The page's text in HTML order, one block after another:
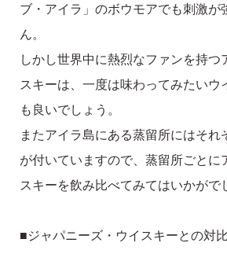
ブ・アイラ」のボウモアでも刺激が
ん。
しかし世界中に熱烈なファンを持つ
スキーは、一度は味わってみたいウ
も良いでしょう。
またアイラ島にある蒸留所にはそれ
が付いていますので、蒸留所ごとに
スキーを飲み比べてみてはいかがで
■ジャパニーズ・ウイスキーとの対比